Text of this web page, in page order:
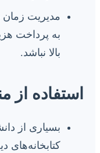
مدیریت زمان
به پرداخت
بالا نباشد.
استفاده از
بسیاری از
کتابخانه‌های